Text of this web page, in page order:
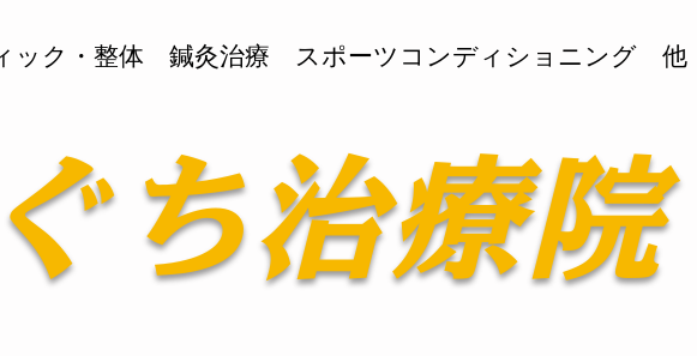
ック・整体 鍼灸治療 スポーツコンディショニング 他
ち治療院